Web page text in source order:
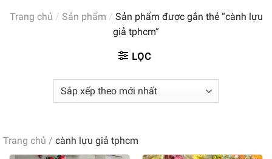
Trang chủ / Sản phẩm / Sản phẩm được gắn thẻ “cành lựu
giả tphcm”
LỌC
Trang chủ / cành lựu giả tphcm